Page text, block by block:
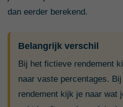
dan eerder berekend.
Belangrijk verschil
Bij het fictieve rendement
naar vaste percentages.
rendement kijk je naar wat